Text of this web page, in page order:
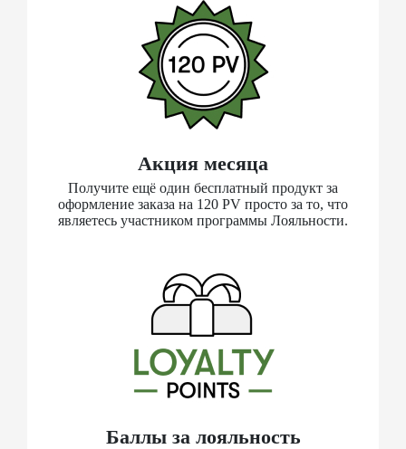
Акция месяца
Получите ещё один бесплатный продукт за
оформление заказа на 120 PV просто за то, что
являетесь участником программы Лояльности.
Баллы за лояльность